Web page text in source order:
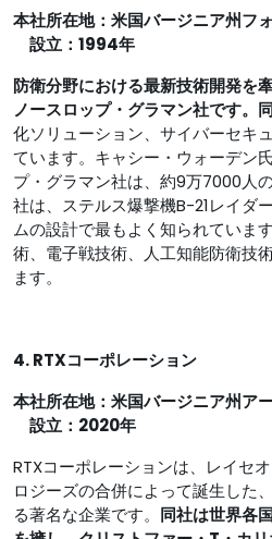
本社所在地：米国バージニア州フ
設立：1994年
防衛分野における最新技術開発を
ノースロップ・グラマン社です。
化ソリューション、サイバーセキ
ています。キャシー・ウォーデン
プ・グラマン社は、約9万7000人
社は、ステルス爆撃機B-21レイダ
ムの設計で最もよく知られていま
術、電子戦技術、人工知能防衛技
ます。
4. RTXコーポレーション
本社所在地：米国バージニア州ア
設立：2020年
RTXコーポレーションは、レイセ
ロジーズの合併によって誕生した
る著名な企業です。 同社は世界各